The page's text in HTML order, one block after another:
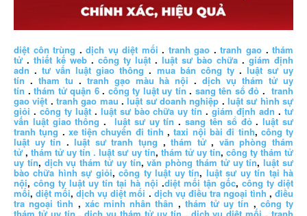
diệt côn trùng .dịch vụ diệt mối . tranh gao .tranh gao .thám
tử. thiết kế web . công ty luật . luật sư bào chữa .giám định
adn .tư vấn luật giao thông. mua bán công ty. luật sư uy
tín . tham tu .tranh gạo màu hà nội .dịch vụ thám tử uy
tín .thám tử quận 6. công ty luật uy tín . sang tên sổ đỏ .tranh
gao việt .tranh gao mau .luật sư doanh nghiệp .luật sư hình sự
giỏi . công ty luật. luật sư bào chữa uy tín .giám định adn .tư
vấn luật giao thông .luật sư uy tín .sang tên sổ đỏ.luật sư
tranh tụng . xe tiện chuyến đi tỉnh ,taxi nội bài đi tỉnh, công ty
luật uy tín .luật sư tranh tụng ,thám tử, văn phòng thám
tử,thám tử uy tín . luật sư uy tín, thám tử uy tín, công ty thám tử
uy tín, dịch vụ thám tử uy tín,văn phòng thám tử uy tín,luật sư
bào chữa hình sự giỏi,công ty luật uy tín, luật sư uy tín tại hà
nội,công ty luật uy tín tại hà nội .diệt mối tận gốc, công ty diệt
mối,diệt mối,dịch vụ diệt mối .dịch vụ điều tra ngoại tình ,điều
tra ngoại tình ,xác minh nhân thân ,thám tử uy tín , công ty